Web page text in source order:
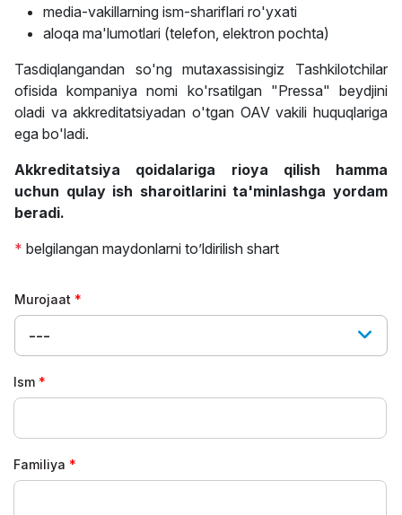
media-vakillarning ism-shariflari ro'yxati
aloqa ma'lumotlari (telefon, elektron pochta)
Tasdiqlangandan so'ng mutaxassisingiz Tashkilotchilar
ofisida kompaniya nomi ko'rsatilgan "Pressa" beydjini
oladi va akkreditatsiyadan o'tgan OAV vakili huquqlariga
ega bo'ladi.
Akkreditatsiya qoidalariga rioya qilish hamma
uchun qulay ish sharoitlarini ta'minlashga yordam
beradi.
* belgilangan maydonlarni to’ldirilish shart
Murojaat
---
Ism
Familiya